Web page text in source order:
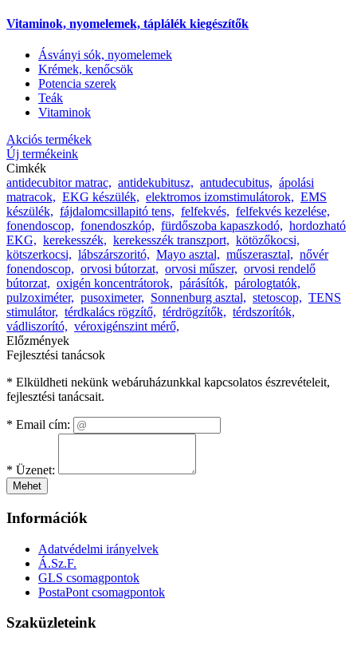
Vitaminok, nyomelemek, táplálék kiegészítők
Ásványi sók, nyomelemek
Krémek, kenőcsök
Potencia szerek
Teák
Vitaminok
Akciós termékek
Új termékeink
Cimkék
antidecubitor matrac, antidekubitusz, antudecubitus, ápolási
matracok, EKG készülék, elektromos izomstimulátorok, EMS
készülék, fájdalomcsillapitó tens, felfekvés, felfekvés kezelése,
fonendoscop, fonendoszkóp, fürdőszoba kapaszkodó, hordozható
EKG, kerekesszék, kerekesszék transzport, kötözőkocsi,
kötszerkocsi, lábszárszoritó, Mayo asztal, műszerasztal, nővér
fonendoscop, orvosi bútorzat, orvosi műszer, orvosi rendelő
bútorzat, oxigén koncentrátorok, párásítók, párologtatók,
pulzoximéter, pusoximeter, Sonnenburg asztal, stetoscop, TENS
stimulátor, térdkalács rögzítő, térdrögzítők, térdszorítók,
vádliszorító, véroxigénszint mérő,
Előzmények
Fejlesztési tanácsok
* Elküldheti nekünk webáruházunkkal kapcsolatos észrevételeit,
fejlesztési tanácsait.
* Email cím:
* Üzenet:
Mehet
Információk
Adatvédelmi irányelvek
Á.Sz.F.
GLS csomagpontok
PostaPont csomagpontok
Szaküzleteink